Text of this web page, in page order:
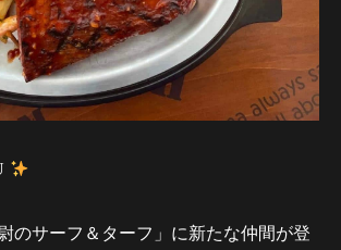
のサーフ＆ターフ」に新たな仲間が登